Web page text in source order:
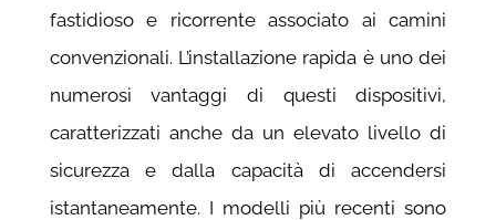
fastidioso e ricorrente associato ai camini
convenzionali. L’installazione rapida è uno dei
numerosi vantaggi di questi dispositivi,
caratterizzati anche da un elevato livello di
sicurezza e dalla capacità di accendersi
istantaneamente. I modelli più recenti sono